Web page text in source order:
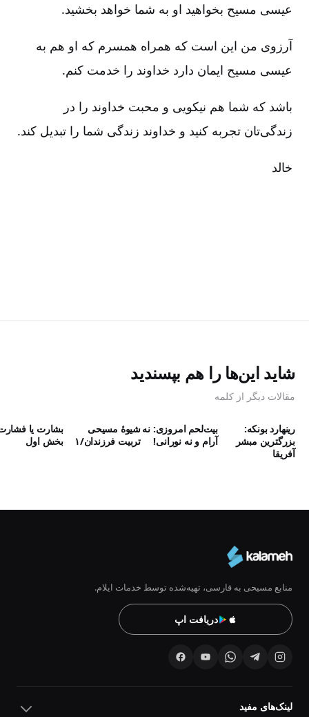
عیسی مسیح بخواهید او به شما خواهد بخشید.
آرزوی من این است که همراه همسرم که او هم به
عیسی مسیح ایمان دارد خداوند را خدمت کنم.
باشد که شما هم نیکویی و محبت خداوند را در
زندگی‌تان تجربه کنید و خداوند زندگی شما را تبدیل کند.
خالد
شاید این‌ها را هم بپسندید
مقالات دیگر از کلمه
رینهارد بونکه:
بزرگترین مبشر
آفریقا
بیت‌لحم امروزی: نه
آرام و نه نورانی!
شیوۀ مسیحی
تربیت فرزندان/۱
بشارت یا
بخش اول
منابع مسیحی به فارسی، تهیه‌شده توسط خدمات ایلام.
دریافت اپ
لینک‌های مفید